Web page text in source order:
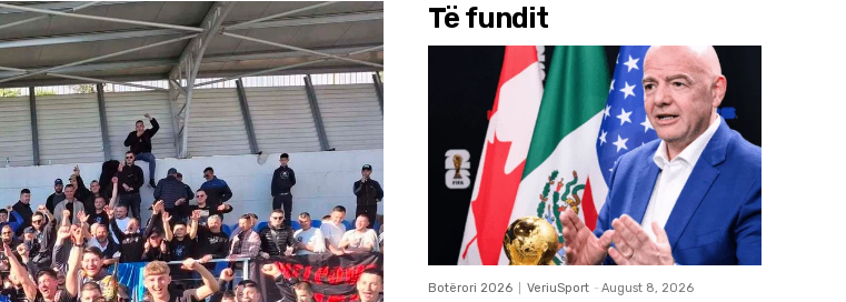
Të fundit
Botërori 2026 VeriuSport - August 8, 2026